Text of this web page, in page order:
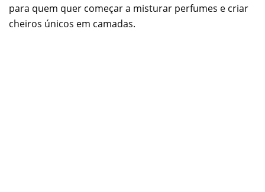
para quem quer começar a misturar perfumes e criar
cheiros únicos em camadas.